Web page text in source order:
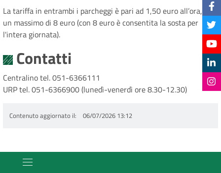
La tariffa in entrambi i parcheggi è pari ad 1,50 euro all’ora, per
un massimo di 8 euro (con 8 euro è consentita la sosta per
l'intera giornata).
Contatti
Centralino tel. 051-6366111
URP tel. 051-6366900 (lunedì-venerdì ore 8.30-12.30)
Contenuto aggiornato il 06/07/2026 13:12